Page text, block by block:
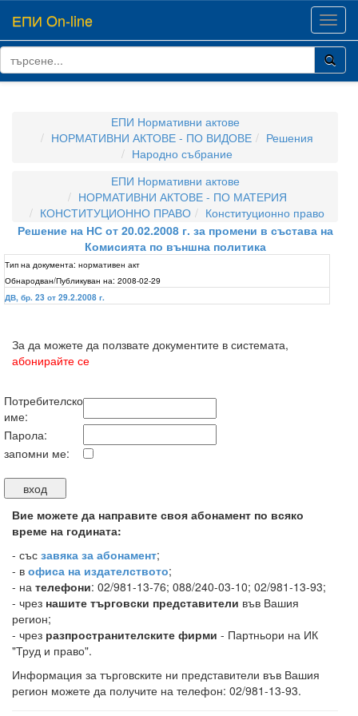
ЕПИ On-line
ЕПИ Нормативни актове
НОРМАТИВНИ АКТОВЕ - ПО ВИДОВЕ
Решения
Народно събрание
ЕПИ Нормативни актове
НОРМАТИВНИ АКТОВЕ - ПО МАТЕРИЯ
КОНСТИТУЦИОННО ПРАВО
Конституционно право
Решение на НС от 20.02.2008 г. за промени в състава на
Комисията по външна политика
Тип на документа: нормативен акт
Обнародван/Публикуван на: 2008-02-29
ДВ, бр. 23 от 29.2.2008 г.
За да можете да ползвате документите в системата,
абонирайте се
Потребителско
име:
Парола:
запомни ме:
Вие можете да направите своя абонамент по всяко
време на годината:
- със завяка за абонамент;
- в офиса на издателството;
- на телефони: 02/981-13-76; 088/240-03-10; 02/981-13-93;
- чрез нашите търговски представители във Вашия
регион;
- чрез разпространителските фирми - Партньори на ИК
"Труд и право".
Информация за търговските ни представители във Вашия
регион можете да получите на телефон: 02/981-13-93.